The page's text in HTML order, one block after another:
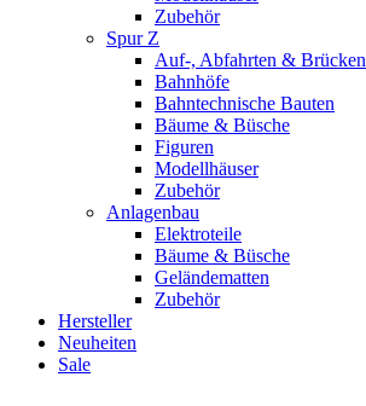
Zubehör
Spur Z
Auf-, Abfahrten & Brücken
Bahnhöfe
Bahntechnische Bauten
Bäume & Büsche
Figuren
Modellhäuser
Zubehör
Anlagenbau
Elektroteile
Bäume & Büsche
Geländematten
Zubehör
Hersteller
Neuheiten
Sale